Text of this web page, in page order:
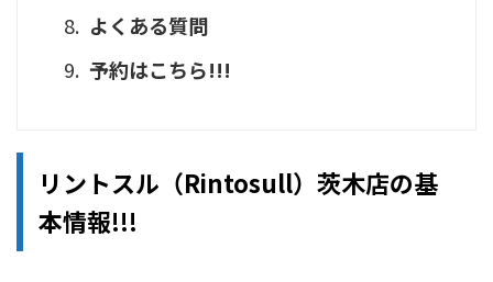
よくある質問
予約はこちら!!!
リントスル（Rintosull）茨木店の基
本情報!!!